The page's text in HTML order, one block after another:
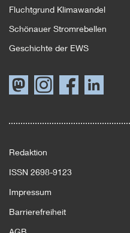
Fluchtgrund Klimawandel
Schönauer Stromrebellen
Geschichte der EWS
Link
zum
bei
Link
zum
bei
Link
zum
bei
Link
bei
Redaktion
ISSN 2698-9123
Impressum
Barrierefreiheit